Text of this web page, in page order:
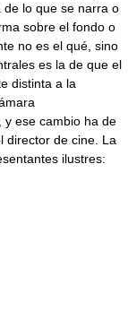
lo que se narra o
sobre el fondo o
no es el qué, sino
es la de que el
distinta a la
y ese cambio ha de
director de cine. La
ilustres: